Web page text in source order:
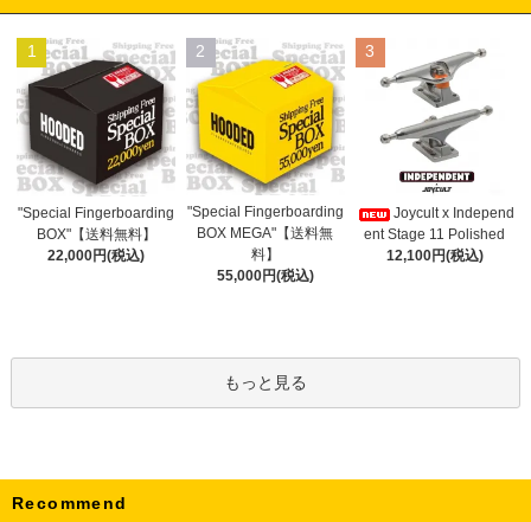
1
"Special Fingerboarding
BOX"【送料無料】
22,000円(税込)
2
"Special Fingerboarding
BOX MEGA"【送料無
料】
55,000円(税込)
3
Joycult x Independ
ent Stage 11 Polished
12,100円(税込)
もっと見る
Recommend